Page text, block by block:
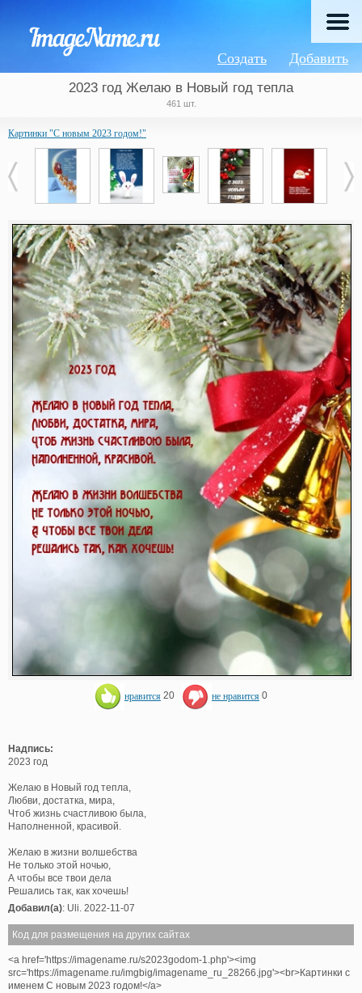
Добавить
Создать
2023 год Желаю в Новый год тепла
461 шт.
Картинки "С новым 2023 годом!"
нравится 20 не нравится 0
Надпись:
2023 год
Желаю в Новый год тепла,
Любви, достатка, мира,
Чтоб жизнь счастливою была,
Наполненной, красивой.
Желаю в жизни волшебства
Не только этой ночью,
А чтобы все твои дела
Решались так, как хочешь!
Добавил(а): Uli. 2022-11-07
Код для размещения на других сайтах
<a href='https://imagename.ru/s2023godom-1.php'><img
src='https://imagename.ru/imgbig/imagename_ru_28266.jpg'><br>Картинки с
именем С новым 2023 годом!</a>